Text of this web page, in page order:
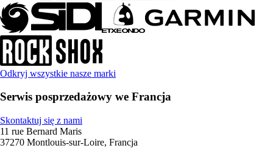
Odkryj wszystkie nasze marki
Serwis posprzedażowy we Francja
Skontaktuj się z nami
11 rue Bernard Maris
37270 Montlouis-sur-Loire, Francja